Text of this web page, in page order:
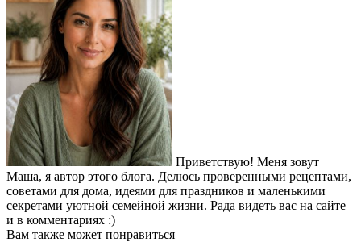
Приветствую! Меня зовут
Маша, я автор этого блога. Делюсь проверенными рецептами,
советами для дома, идеями для праздников и маленькими
секретами уютной семейной жизни. Рада видеть вас на сайте
и в комментариях :)
Вам также может понравиться